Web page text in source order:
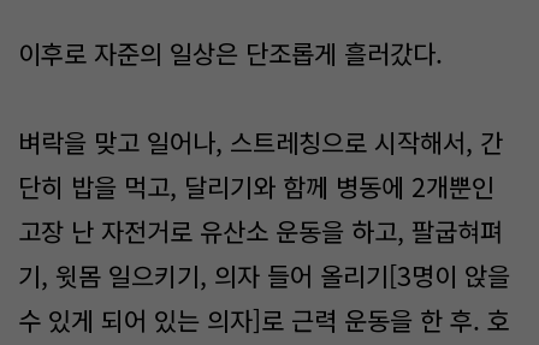
이후로 자준의 일상은 단조롭게 흘러갔다.
벼락을 맞고 일어나, 스트레칭으로 시작해서, 간
단히 밥을 먹고, 달리기와 함께 병동에 2개뿐인
고장 난 자전거로 유산소 운동을 하고, 팔굽혀펴
기, 윗몸 일으키기, 의자 들어 올리기[3명이 앉을
수 있게 되어 있는 의자]로 근력 운동을 한 후. 호